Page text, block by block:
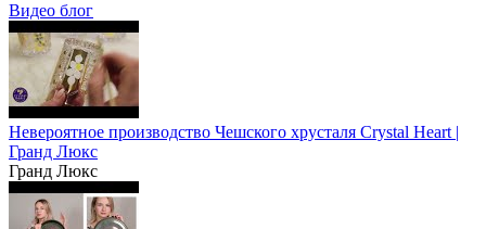
Видео блог
Невероятное производство Чешского хрусталя Crystal Heart |
Гранд Люкс
Гранд Люкс